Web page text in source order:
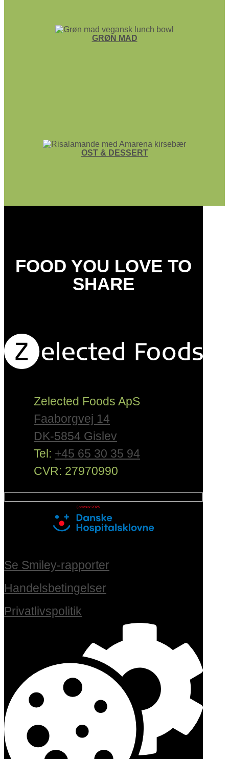
GRØN MAD
OST & DESSERT
FOOD YOU LOVE TO
SHARE
Zelected Foods ApS
Faaborgvej 14
DK-5854 Gislev
Tel: +45 65 30 35 94
CVR: 27970990
Se Smiley-rapporter
Handelsbetingelser
Privatlivspolitik